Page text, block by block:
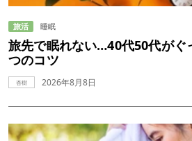
旅活 睡眠
旅先で眠れない…40代50代がぐ
つのコツ
杏樹 2026年8月8日